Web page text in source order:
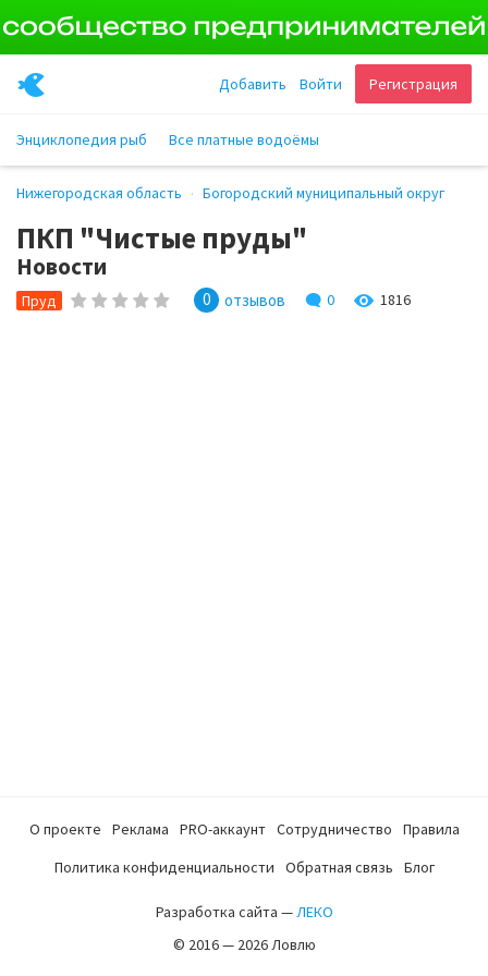
Регистрация
Войти
Добавить
Энциклопедия рыб Все платные водоёмы
Нижегородская область Богородский муниципальный округ
ПКП "Чистые пруды"
Новости
Пруд 0 отзывов 0 1816
О проекте Реклама PRO-аккаунт Сотрудничество
Правила
Политика конфиденциальности
Обратная связь Блог
Разработка сайта —ЛЕКО
© 2016 — 2026 Ловлю